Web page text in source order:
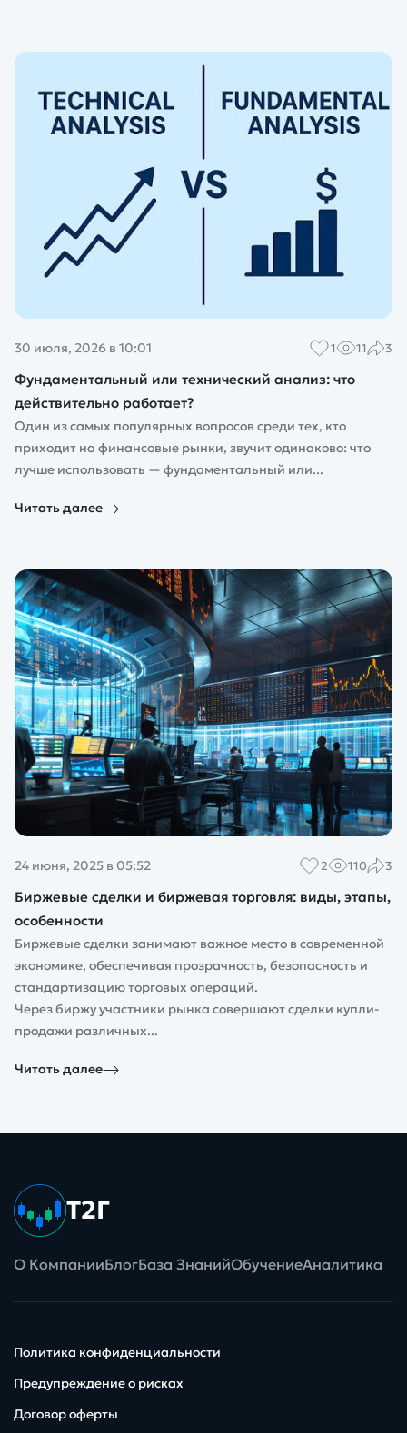
30 июля, 2026 в 10:01 1 11 3
Фундаментальный или технический анализ: что
действительно работает?
Один из самых популярных вопросов среди тех, кто
приходит на финансовые рынки, звучит одинаково: что
лучше использовать — фундаментальный или...
Читать далее
24 июня, 2025 в 05:52 2 110 3
Биржевые сделки и биржевая торговля: виды, этапы,
особенности
Биржевые сделки занимают важное место в современной
экономике, обеспечивая прозрачность, безопасность и
стандартизацию торговых операций.
Через биржу участники рынка совершают сделки купли-
продажи различных...
Читать далее
Т2Г
О КомпанииБлогБаза ЗнанийОбучениеАналитика
Политика конфиденциальности
Предупреждение о рисках
Договор оферты